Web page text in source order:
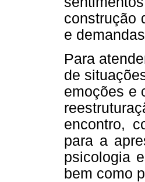
construção
e
Para
de
emoções e
encontro,
para a
psicologia
bem como